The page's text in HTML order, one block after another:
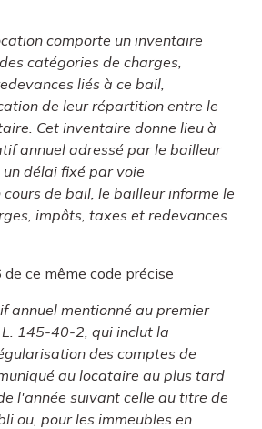
comporte un inventaire
catégories de charges,
liés à ce bail,
de leur répartition entre le
Cet inventaire donne lieu à
annuel adressé par le bailleur
délai fixé par voie
de bail, le bailleur informe le
impôts, taxes et redevances
de ce même code précise
annuel mentionné au premier
145-40-2, qui inclut la
des comptes de
au locataire au plus tard
l'année suivant celle au titre de
ou, pour les immeubles en